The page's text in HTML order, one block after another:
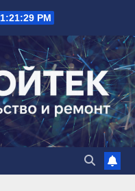
1:21:30 PM